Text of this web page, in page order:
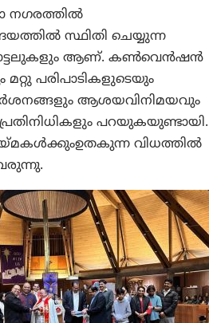
നഗരത്തിൽ
സ്ഥിതി ചെയ്യുന്ന
ആണ്. കൺവെൻഷൻ
പരിപാടികളുടെയും
ആശയവിനിമയവും
പറയുകയുണ്ടായി.
വിധത്തിൽ